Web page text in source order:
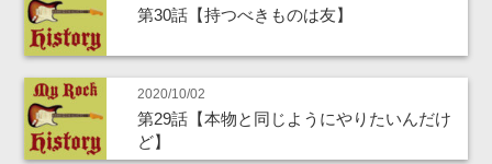
第30話【持つべきものは友】
2020/10/02
第29話【本物と同じようにやりたいんだけ
ど】